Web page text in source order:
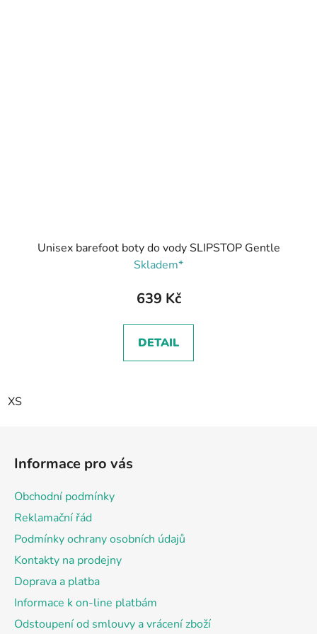
Unisex barefoot boty do vody SLIPSTOP Gentle
Skladem*
639 Kč
DETAIL
XS
Informace pro vás
Obchodní podmínky
Reklamační řád
Podmínky ochrany osobních údajů
Kontakty na prodejny
Doprava a platba
Informace k on-line platbám
Odstoupení od smlouvy a vrácení zboží